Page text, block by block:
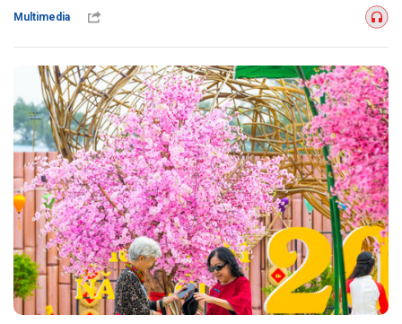
Multimedia